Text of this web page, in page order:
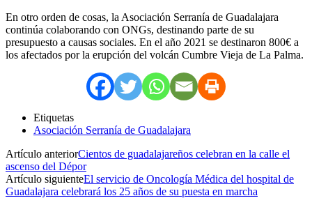
En otro orden de cosas, la Asociación Serranía de Guadalajara
continúa colaborando con ONGs, destinando parte de su
presupuesto a causas sociales. En el año 2021 se destinaron 800€ a
los afectados por la erupción del volcán Cumbre Vieja de La Palma.
Etiquetas
Asociación Serranía de Guadalajara
Artículo anteriorCientos de guadalajareños celebran en la calle el
ascenso del Dépor
Artículo siguienteEl servicio de Oncología Médica del hospital de
Guadalajara celebrará los 25 años de su puesta en marcha